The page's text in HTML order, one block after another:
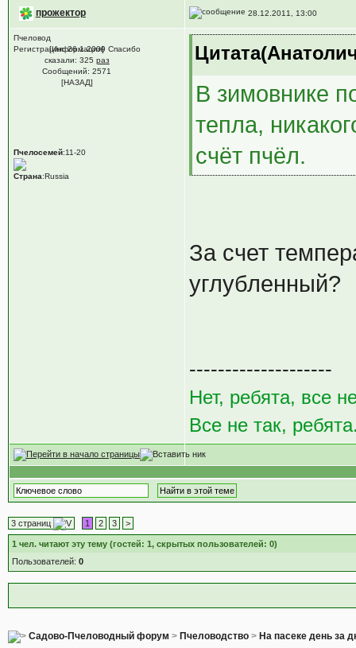
прожектор 28.12.2011, 13:00
Пчеловод
[Информация]
Регистрация: 26.1.2009 Спасибо
сказали: 325 раз
Сообщений: 2571
[НАЗАД]
Пчелосемей:11-20
Страна:Russia
В зимовнике
тепла,
счёт пчёл.
За счет
углубленный?
--------------------
Нет, ребята, все
Все не так,
3 страниц 1 2 3 >
1 чел. читают эту тему (гостей: 1, скрытых пользователей: 0)
Пользователей: 0
Садово-Пчеловодный форум > Пчеловодство> На пасеке день за